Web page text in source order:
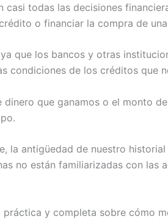
todas las decisiones
o financiar la compra de
que los bancos y otras
condiciones de los créditos que
que ganamos o el monto
la antigüedad de nuestro
no están familiarizadas con las
y completa sobre cómo